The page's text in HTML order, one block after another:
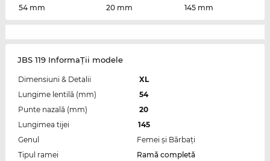
54 mm
20 mm
145 mm
JBS 119 InformaŢii modele
Dimensiuni & Detalii
XL
Lungime lentilă (mm)
54
Punte nazală (mm)
20
Lungimea tijei
145
Genul
Femei şi Bărbaţi
Tipul ramei
Ramă completă